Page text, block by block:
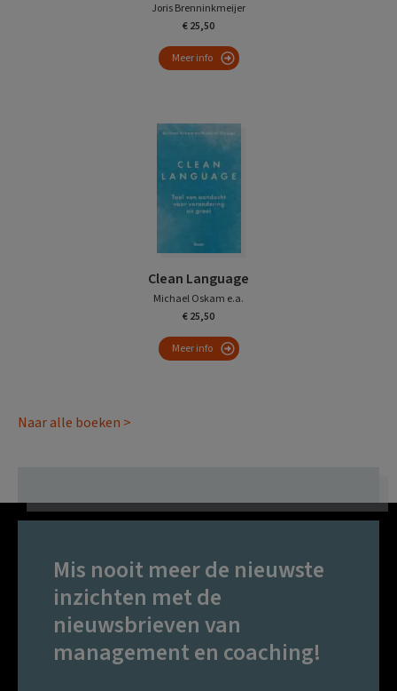
Joris Brenninkmeijer
€ 25,50
Meer info
Clean Language
Michael Oskam e.a.
€ 25,50
Meer info
Naar alle boeken >
Mis nooit meer de nieuwste
inzichten met de
nieuwsbrieven van
management en coaching!